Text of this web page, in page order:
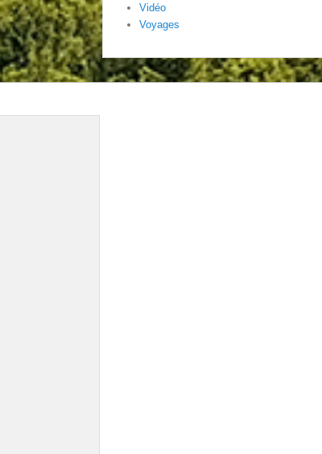
Vidéo
Voyages